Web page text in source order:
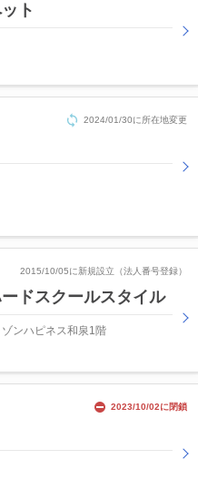
ト
2024/01/30に所在地変更
2015/10/05に新規設立（法人番号登録）
ドスクールスタイル
ンハピネス和泉1階
2023/10/02に閉鎖